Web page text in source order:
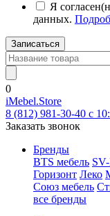
Я
данных.
Записаться
0
iMebel.Store
8 (812) 981-30-40 c
Заказать звонок
Бренды
BTS мебель
Горизонт Леко
Союз мебель
все бренды